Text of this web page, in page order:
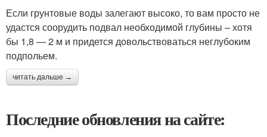
Если грунтовые воды залегают высоко, то вам просто не
удастся соорудить подвал необходимой глубины – хотя
бы 1,8 — 2 м и придется довольствоваться неглубоким
подпольем.
читать дальше →
Последние обновления на сайте: